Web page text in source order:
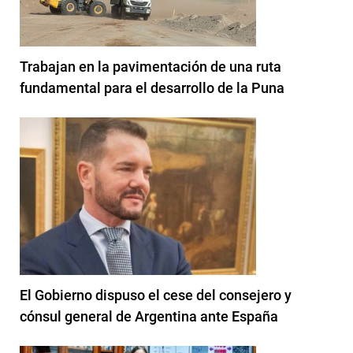
Trabajan en la pavimentación de una ruta
fundamental para el desarrollo de la Puna
El Gobierno dispuso el cese del consejero y
cónsul general de Argentina ante España